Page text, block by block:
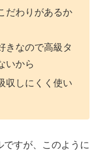
だわりがあるか
きなので高級タ
いから
収しにくく使い
すが、このように